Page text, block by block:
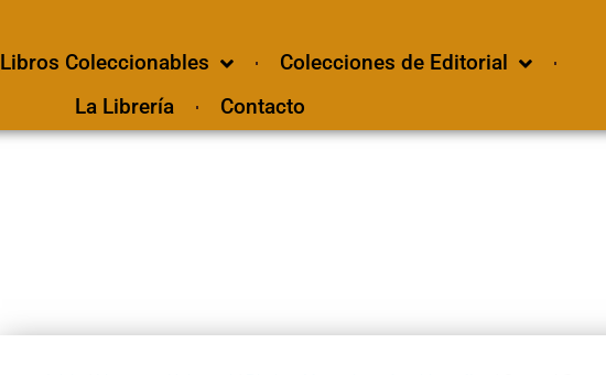
Libros Coleccionables
Colecciones de Editorial
La Librería
Contacto